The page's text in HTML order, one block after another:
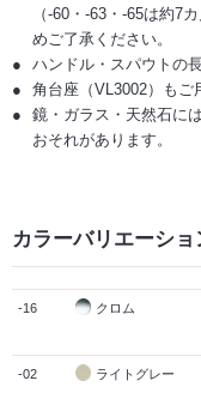
（-60・-63・-65は約7
めご了承ください。
ハンドル・スパウトの
角台座（VL3002）もご
鏡・ガラス・天然石に
おそれがあります。
カラーバリエーショ
-16 クロム
-02 ライトグレー